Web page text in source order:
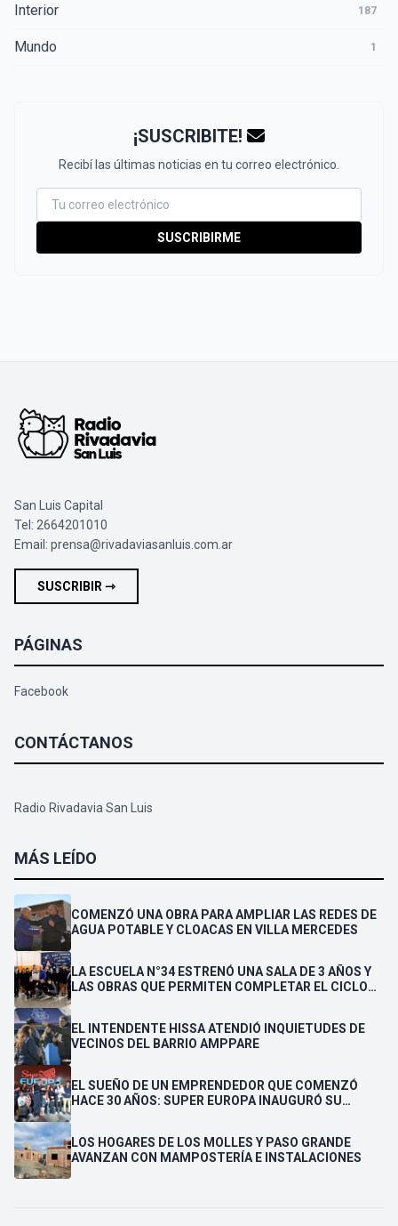
Interior 187
Mundo 1
¡SUSCRIBITE!
Recibí las últimas noticias en tu correo electrónico.
SUSCRIBIRME
San Luis Capital
Tel: 2664201010
Email: prensa@rivadaviasanluis.com.ar
SUSCRIBIR ⇾
PÁGINAS
Facebook
CONTÁCTANOS
Radio Rivadavia San Luis
MÁS LEÍDO
COMENZÓ UNA OBRA PARA AMPLIAR LAS REDES DE
AGUA POTABLE Y CLOACAS EN VILLA MERCEDES
LA ESCUELA N°34 ESTRENÓ UNA SALA DE 3 AÑOS Y
LAS OBRAS QUE PERMITEN COMPLETAR EL CICLO
EL INTENDENTE HISSA ATENDIÓ INQUIETUDES DE
VECINOS DEL BARRIO AMPPARE
EL SUEÑO DE UN EMPRENDEDOR QUE COMENZÓ
HACE 30 AÑOS: SUPER EUROPA INAUGURÓ SU
LOS HOGARES DE LOS MOLLES Y PASO GRANDE
AVANZAN CON MAMPOSTERÍA E INSTALACIONES